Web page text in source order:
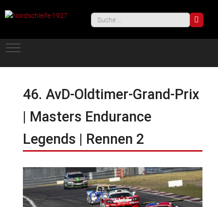
Mobile Menu Toggle
46. AvD-Oldtimer-Grand-Prix
| Masters Endurance
Legends | Rennen 2